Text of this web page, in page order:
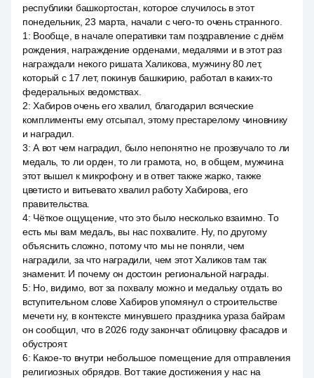
республики башкортостан, которое случилось в этот
понедельник, 23 марта, начали с чего-то очень странного.
1 : Вообще, в начале оперативки там поздравление с днём
рождения, награждение орденами, медалями и в этот раз
награждали некого ришата Халикова, мужчину 80 лет,
который с 17 лет, покинув башкирию, работал в каких-то
федеральных ведомствах.
2:Хабиров очень его хвалил, благодарил всяческие
комплименты ему отсыпал, этому престарелому чиновнику
и наградил.
3:А вот чем наградил, было непонятно не прозвучало то ли
медаль, то ли орден, то ли грамота, но, в общем, мужчина
этот вышел к микрофону и в ответ также жарко, также
цветисто и витьевато хвалил работу Хабирова, его
правительства.
4: Чёткое ощущение, что это было несколько взаимно. То
есть мы вам медаль, вы нас похвалите. Ну, по другому
объяснить сложно, потому что мы не поняли, чем
наградили, за что наградили, чем этот Халиков там так
знаменит. И почему он достоин региональной награды.
5: Но, видимо, вот за похвалу можно и медальку отдать во
вступительном слове Хабиров упомянул о строительстве
мечети ну, в контексте минувшего праздника ураза байрам
он сообщил, что в 2026 году закончат облицовку фасадов и
обустроят.
6: Какое-то внутри небольшое помещение для отправления
религиозных обрядов. Вот такие достижения у нас на